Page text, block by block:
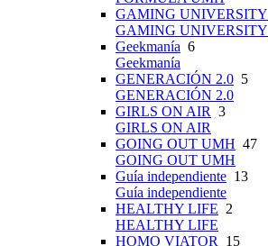
GAMING UNIVERSITY
GAMING UNIVERSITY
Geekmanía 6
Geekmanía
GENERACIÓN 2.0 5
GENERACIÓN 2.0
GIRLS ON AIR 3
GIRLS ON AIR
GOING OUT UMH 47
GOING OUT UMH
Guía independiente 13
Guía independiente
HEALTHY LIFE 2
HEALTHY LIFE
HOMO VIATOR 15